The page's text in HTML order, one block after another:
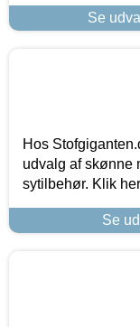
Se
Hos
udvalg af skønne
sytilbehør. Klik
Se